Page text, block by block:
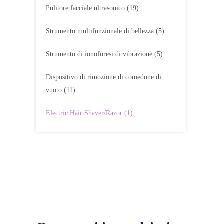
Pulitore facciale ultrasonico (19)
Strumento multifunzionale di bellezza (5)
Strumento di ionoforesi di vibrazione (5)
Dispositivo di rimozione di comedone di
vuoto (11)
Electric Hair Shaver/Razor (1)